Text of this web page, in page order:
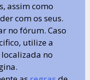
assim como
com os seus.
no fórum. Caso
utilize a
no